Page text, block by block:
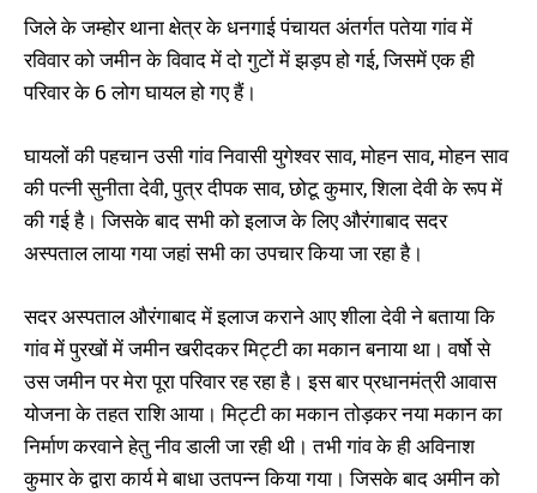
मौत, 3 अन्य हुए घायल
October 17, 2022
समेत 9 घायल
October 22, 2022
In "औरंगाबाद"
दो बसों में हुई आमने-सामने की टक्कर में
सड़क पर गिरे पैसेंजर को डम्फर ने
October 18, 2024
In "औरंगाबाद"
जिले के जम्होर थाना क्षेत्र के धनगाई पंचायत अंतर्गत पतेया गांव में
रविवार को जमीन के विवाद में दो गुटों में झड़प हो गई, जिसमें एक ही
परिवार के 6 लोग घायल हो गए हैं।
घायलों की पहचान उसी गांव निवासी युगेश्वर साव, मोहन साव, मोहन साव
की पत्नी सुनीता देवी, पुत्र दीपक साव, छोटू कुमार, शिला देवी के रूप में
की गई है। जिसके बाद सभी को इलाज के लिए औरंगाबाद सदर
अस्पताल लाया गया जहां सभी का उपचार किया जा रहा है।
सदर अस्पताल औरंगाबाद में इलाज कराने आए शीला देवी ने बताया कि
गांव में पुरखों में जमीन खरीदकर मिट्टी का मकान बनाया था। वर्षो से
उस जमीन पर मेरा पूरा परिवार रह रहा है। इस बार प्रधानमंत्री आवास
योजना के तहत राशि आया। मिट्टी का मकान तोड़कर नया मकान का
निर्माण करवाने हेतु नीव डाली जा रही थी। तभी गांव के ही अविनाश
कुमार के द्वारा कार्य मे बाधा उतपन्न किया गया। जिसके बाद अमीन को